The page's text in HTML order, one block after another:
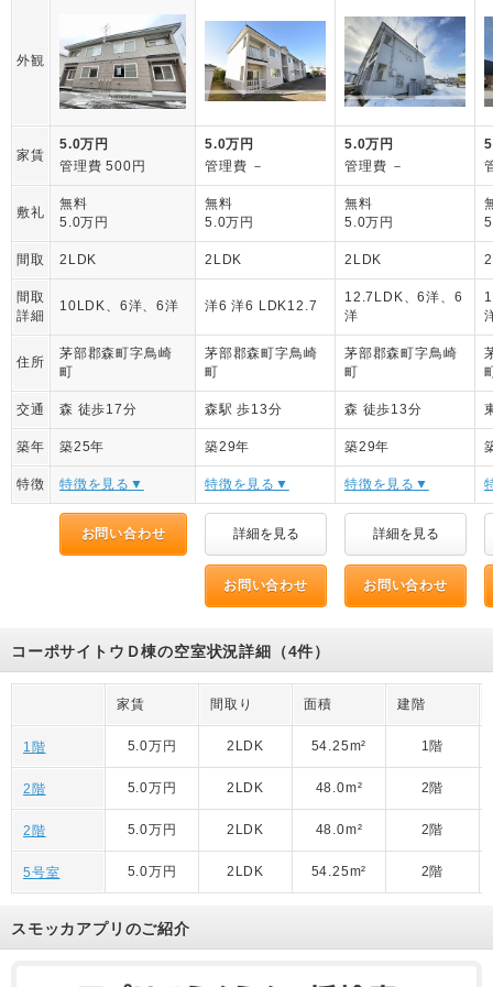
外観
家賃
5.0万円
管理費 500円
5.0万円
管理費 －
5.0万円
管理費 －
敷礼
無料
5.0万円
無料
5.0万円
無料
5.0万円
間取 2LDK 2LDK 2LDK
間取
詳細
10LDK、6洋、6洋 洋6 洋6 LDK12.7
12.7LDK、6洋、6
洋
住所
茅部郡森町字鳥崎
町
茅部郡森町字鳥崎
町
茅部郡森町字鳥崎
町
交通 森 徒歩17分 森駅 歩13分 森 徒歩13分
築年 築25年 築29年 築29年
特徴 特徴を見る▼ 特徴を見る▼ 特徴を見る▼
お問い合わせ 詳細を見る 詳細を見る
お問い合わせ お問い合わせ
コーポサイトウＤ棟の空室状況詳細（4件）
家賃 間取り 面積 建階
1階 5.0万円 2LDK 54.25m² 1階
2階 5.0万円 2LDK 48.0m² 2階
2階 5.0万円 2LDK 48.0m² 2階
5号室 5.0万円 2LDK 54.25m² 2階
スモッカアプリのご紹介